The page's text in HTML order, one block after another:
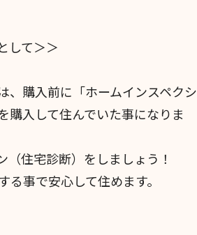
して＞＞
、購入前に「ホームインスペクシ
購入して住んでいた事になりま
住宅診断）をしましょう！
事で安心して住めます。